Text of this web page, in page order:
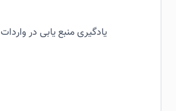
یادگیری منبع یابی در واردات